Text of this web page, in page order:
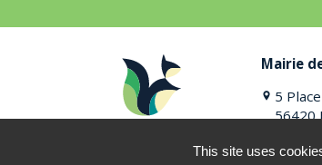
Mairie
5
56420
02 97
This site uses